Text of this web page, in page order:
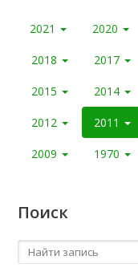
2021 2020
2018 2017
2015 2014
2012 2011
2009 1970
Поиск